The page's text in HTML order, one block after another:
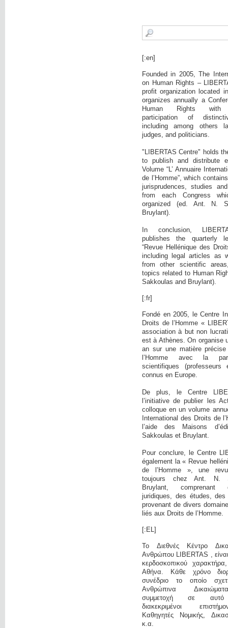
[:en]
Founded in 2005, The
on Human Rights –
profit organization located
organizes annually a
Human Rights with
participation of
including among others
judges, and politicians.
"LIBERTAS Centre" holds
to publish and distribute
Volume “L’ Annuaire
de l’Homme”, which
jurisprudences, studies
from each Congress
organized (ed. Ant. N.
Bruylant).
In conclusion,
publishes the quarterly
“Revue Hellénique des
including legal articles as
from other scientific
topics related to Human
Sakkoulas and Bruylant).
[:fr]
Fondé en 2005, le Centre
Droits de l’Homme «
association à but non
est à Athènes. On organise
an sur une matière
l’Homme avec la
scientifiques
connus en Europe.
De plus, le Centre
l’initiative de publier les
colloque en un volume
International des Droits de
l’aide des Maisons
Sakkoulas et Bruylant.
Pour conclure, le Centre
également la « Revue
de l’Homme », une
toujours chez Ant. N.
Bruylant, comprenant
juridiques, des études, des
provenant de divers
liés aux Droits de l’Homme.
[:EL]
Το Διεθνές Κέντρο
Ανθρώπου LIBERTAS , είναι
κερδοσκοπικού
Αθήνα. Κάθε χρόνο
συνέδριο το οποίο
Ανθρώπινα
συμμετοχή σε αυτό
διακεκριμένοι
Καθηγητές Νομικής,
κ.α.